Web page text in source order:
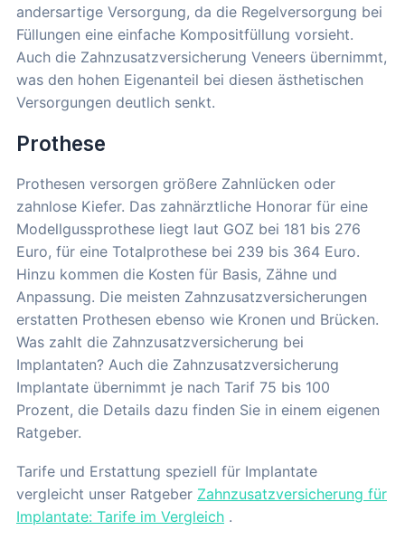
andersartige Versorgung, da die Regelversorgung bei
Füllungen eine einfache Kompositfüllung vorsieht.
Auch die Zahnzusatzversicherung Veneers übernimmt,
was den hohen Eigenanteil bei diesen ästhetischen
Versorgungen deutlich senkt.
Prothese
Prothesen versorgen größere Zahnlücken oder
zahnlose Kiefer. Das zahnärztliche Honorar für eine
Modellgussprothese liegt laut GOZ bei 181 bis 276
Euro, für eine Totalprothese bei 239 bis 364 Euro.
Hinzu kommen die Kosten für Basis, Zähne und
Anpassung. Die meisten Zahnzusatzversicherungen
erstatten Prothesen ebenso wie Kronen und Brücken.
Was zahlt die Zahnzusatzversicherung bei
Implantaten? Auch die Zahnzusatzversicherung
Implantate übernimmt je nach Tarif 75 bis 100
Prozent, die Details dazu finden Sie in einem eigenen
Ratgeber.
Tarife und Erstattung speziell für Implantate
vergleicht unser Ratgeber Zahnzusatzversicherung für
Implantate: Tarife im Vergleich .